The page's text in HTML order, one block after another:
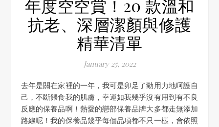
年度空空賞！20 款溫和
抗老、深層潔顏與修護
精華清單
January 25, 2022
去年是關在家裡的一年，我可是卯足了勁用力地呵護自
己，不斷餵食我的肌膚，幸運如我幾乎沒有用到有不良
反應的保養品啊！熱愛的戀部保養品牌大多都走無添加
路線呢！我的保養品幾乎每個品項都不只一樣，會依照